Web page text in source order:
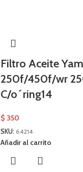
Filtro Aceite
250f/450f/wr
C/o´ring14
$ 350
SKU: 64214
Añadir al carrito